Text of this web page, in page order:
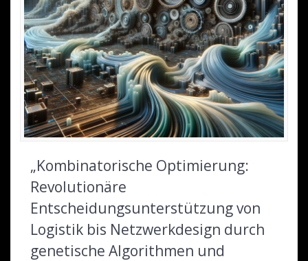
„Kombinatorische Optimierung:
Revolutionäre
Entscheidungsunterstützung von
Logistik bis Netzwerkdesign durch
genetische Algorithmen und